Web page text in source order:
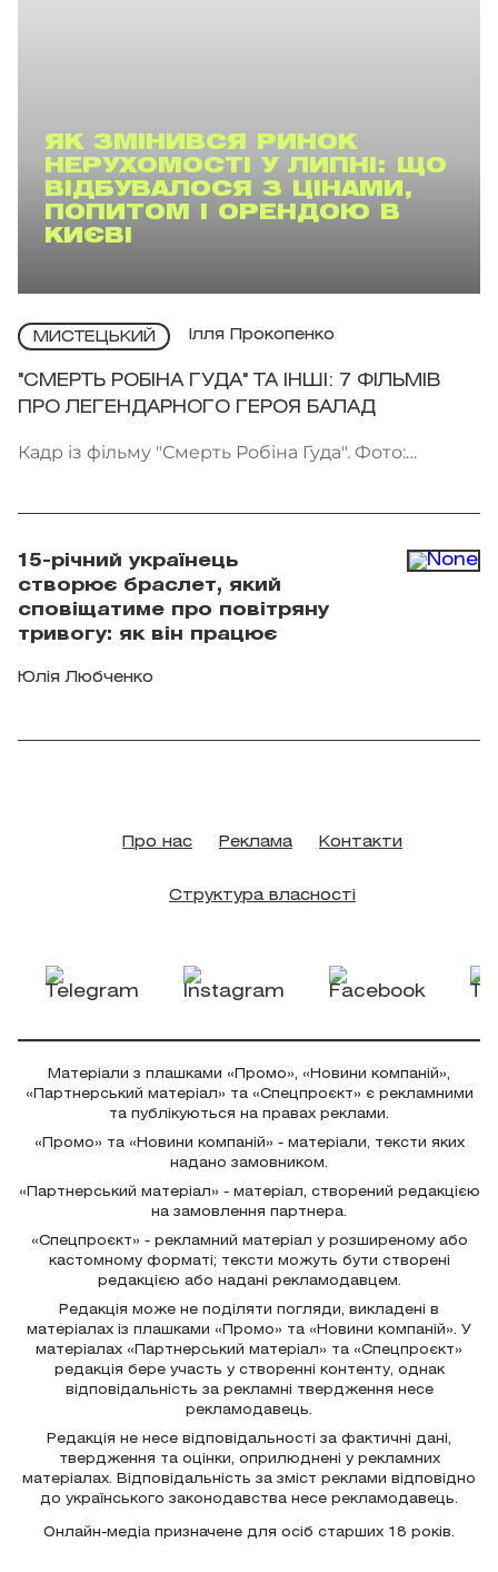
ЯК ЗМІНИВСЯ РИНОК
НЕРУХОМОСТІ У ЛИПНІ: ЩО
ВІДБУВАЛОСЯ З ЦІНАМИ,
ПОПИТОМ І ОРЕНДОЮ В
КИЄВІ
МИСТЕЦЬКИЙ Ілля Прокопенко
"СМЕРТЬ РОБІНА ГУДА" ТА ІНШІ: 7 ФІЛЬМІВ
ПРО ЛЕГЕНДАРНОГО ГЕРОЯ БАЛАД
Кадр із фільму "Смерть Робіна Гуда". Фото:
15-річний українець
створює браслет, який
сповіщатиме про повітряну
тривогу: як він працює
Юлія Любченко
Про нас Реклама Контакти
Структура власності
Матеріали з плашками «Промо», «Новини компаній»,
«Партнерський матеріал» та «Спецпроєкт» є рекламними
та публікуються на правах реклами.
«Промо» та «Новини компаній» - матеріали, тексти яких
надано замовником.
«Партнерський матеріал» - матеріал, створений редакцією
на замовлення партнера.
«Спецпроєкт» - рекламний матеріал у розширеному або
кастомному форматі; тексти можуть бути створені
редакцією або надані рекламодавцем.
Редакція може не поділяти погляди, викладені в
матеріалах із плашками «Промо» та «Новини компаній». У
матеріалах «Партнерський матеріал» та «Спецпроєкт»
редакція бере участь у створенні контенту, однак
відповідальність за рекламні твердження несе
рекламодавець.
Редакція не несе відповідальності за фактичні дані,
твердження та оцінки, оприлюднені у рекламних
матеріалах. Відповідальність за зміст реклами відповідно
до українського законодавства несе рекламодавець.
Онлайн-медіа призначене для осіб старших 18 років.